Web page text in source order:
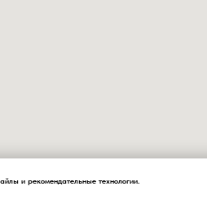
и рекомендательные технологии.